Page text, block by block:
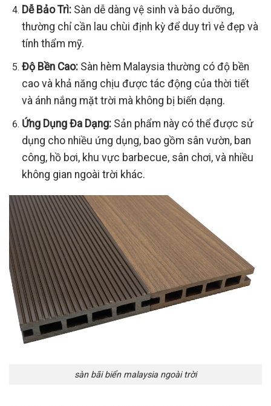
Dễ Bảo Trì:Sàn dễ dàng vệ sinh và bảo dưỡng,
thường chỉ cần lau chùi định kỳ để duy trì vẻ đẹp và
tính thẩm mỹ.
Độ Bền Cao:Sàn hèm Malaysia thường có độ bền
cao và khả năng chịu được tác động của thời tiết
và ánh nắng mặt trời mà không bị biến dạng.
Ứng Dụng Đa Dạng:Sản phẩm này có thể được sử
dụng cho nhiều ứng dụng, bao gồm sân vườn, ban
công, hồ bơi, khu vực barbecue, sân chơi, và nhiều
không gian ngoài trời khác.
sàn bãi biển malaysia ngoài trời